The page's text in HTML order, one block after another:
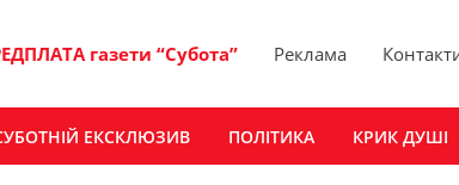
газети “Субота” Реклама
ЕКСКЛЮЗИВ ПОЛІТИКА КРИК ДУШІ